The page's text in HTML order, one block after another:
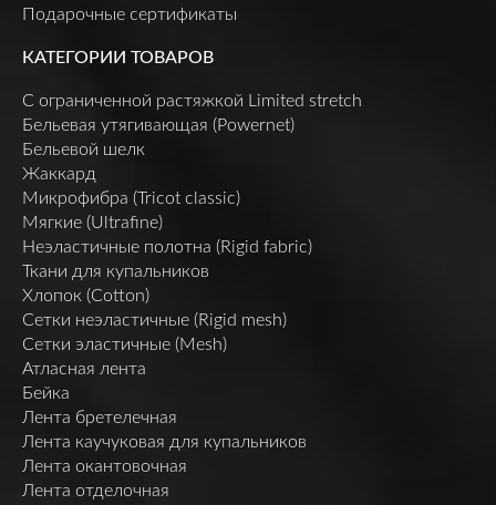
Подарочные сертификаты
КАТЕГОРИИ ТОВАРОВ
C ограниченной растяжкой Limited stretch
Бельевая утягивающая (Powernet)
Бельевой шелк
Жаккард
Микрофибра (Tricot classic)
Мягкие (Ultrafine)
Неэластичные полотна (Rigid fabric)
Ткани для купальников
Хлопок (Cotton)
Сетки неэластичные (Rigid mesh)
Сетки эластичные (Mesh)
Атласная лента
Бейка
Лента бретелечная
Лента каучуковая для купальников
Лента окантовочная
Лента отделочная